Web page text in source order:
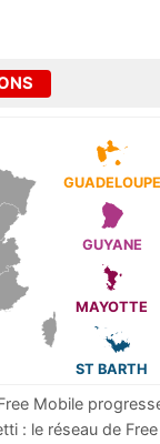
GUADELOUPE
GUYANE
MAYOTTE
ST BARTH
Mobile
: le réseau de